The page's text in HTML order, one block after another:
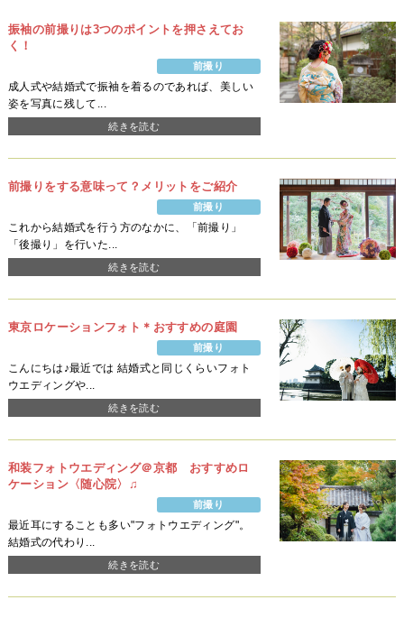
振袖の前撮りは3つのポイントを押さえてお
く！
前撮り
成人式や結婚式で振袖を着るのであれば、美しい
姿を写真に残して...
続きを読む
前撮りをする意味って？メリットをご紹介
前撮り
これから結婚式を行う方のなかに、「前撮り」
「後撮り」を行いた...
続きを読む
東京ロケーションフォト＊おすすめの庭園
前撮り
こんにちは♪最近では 結婚式と同じくらいフォト
ウエディングや...
続きを読む
和装フォトウエディング＠京都 おすすめロ
ケーション〈随心院〉♫
前撮り
最近耳にすることも多い"フォトウエディング"。
結婚式の代わり...
続きを読む